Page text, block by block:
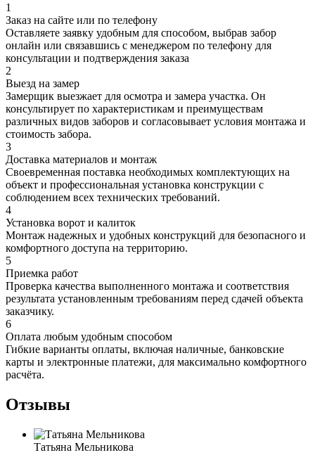
1
Заказ на сайте или по телефону
Оставляете заявку удобным для способом, выбрав забор
онлайн или связавшись с менеджером по телефону для
консультации и подтверждения заказа
2
Выезд на замер
Замерщик выезжает для осмотра и замера участка. Он
консультирует по характеристикам и преимуществам
различных видов заборов и согласовывает условия монтажа и
стоимость забора.
3
Доставка материалов и монтаж
Своевременная поставка необходимых комплектующих на
объект и профессиональная установка конструкции с
соблюдением всех технических требований.
4
Установка ворот и калиток
Монтаж надежных и удобных конструкций для безопасного и
комфортного доступа на территорию.
5
Приемка работ
Проверка качества выполненного монтажа и соответствия
результата установленным требованиям перед сдачей объекта
заказчику.
6
Оплата любым удобным способом
Гибкие варианты оплаты, включая наличные, банковские
карты и электронные платежи, для максимально комфортного
расчёта.
Отзывы
Татьяна Мельникова